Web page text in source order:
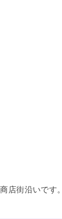
店街沿いです。